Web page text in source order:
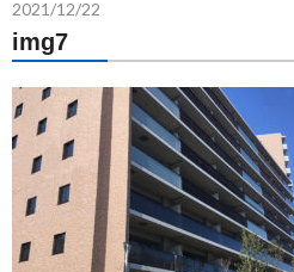
2021/12/22
img7